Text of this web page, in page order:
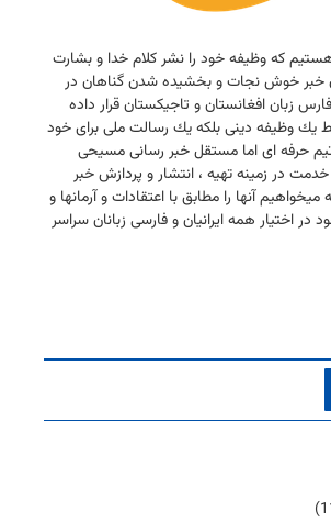
كه وظیفه خود را نشر كلام خدا و بشارت
خبر خوش نجات و بخشیده شدن گناهان در
زبان افغانستان و تاجیكستان قرار داده
یك وظیفه دینی بلكه یك رسالت ملی برای خود
حرفه ای اما مستقل خبر رسانی مسیحی
در زمینه تهیه ، انتشار و پردازش خبر
آنها را مطابق با اعتقادات و آرمانها و
در اختیار همه ایرانیان و فارسی زبانان سراسر